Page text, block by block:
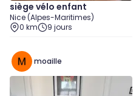
siège vélo enfant
Nice (Alpes-Maritimes)
0 km
9 jours
moaille